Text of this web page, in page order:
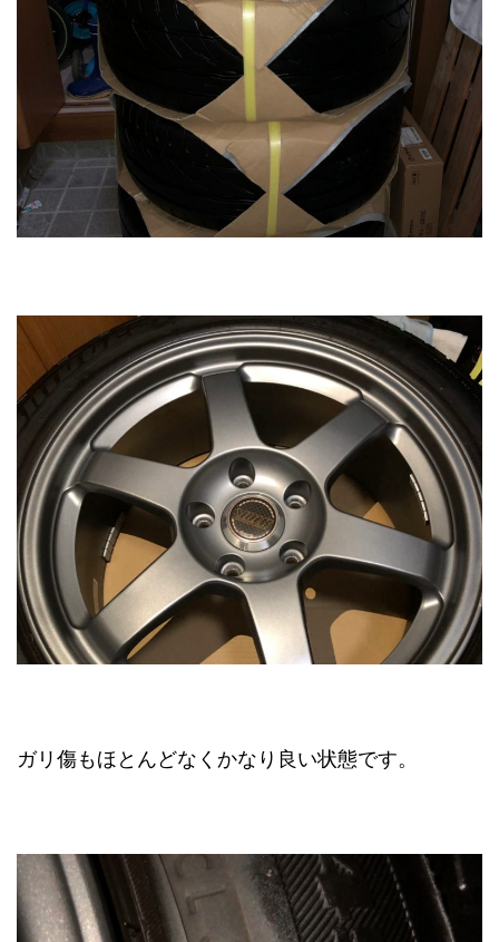
ガリ傷もほとんどなくかなり良い状態です。